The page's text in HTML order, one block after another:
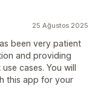
25 Ağustos 2025
been very patient
and providing
cases. You will
this app for your